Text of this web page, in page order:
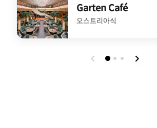
Garten Café
오스트리아식
undefined Garten Café